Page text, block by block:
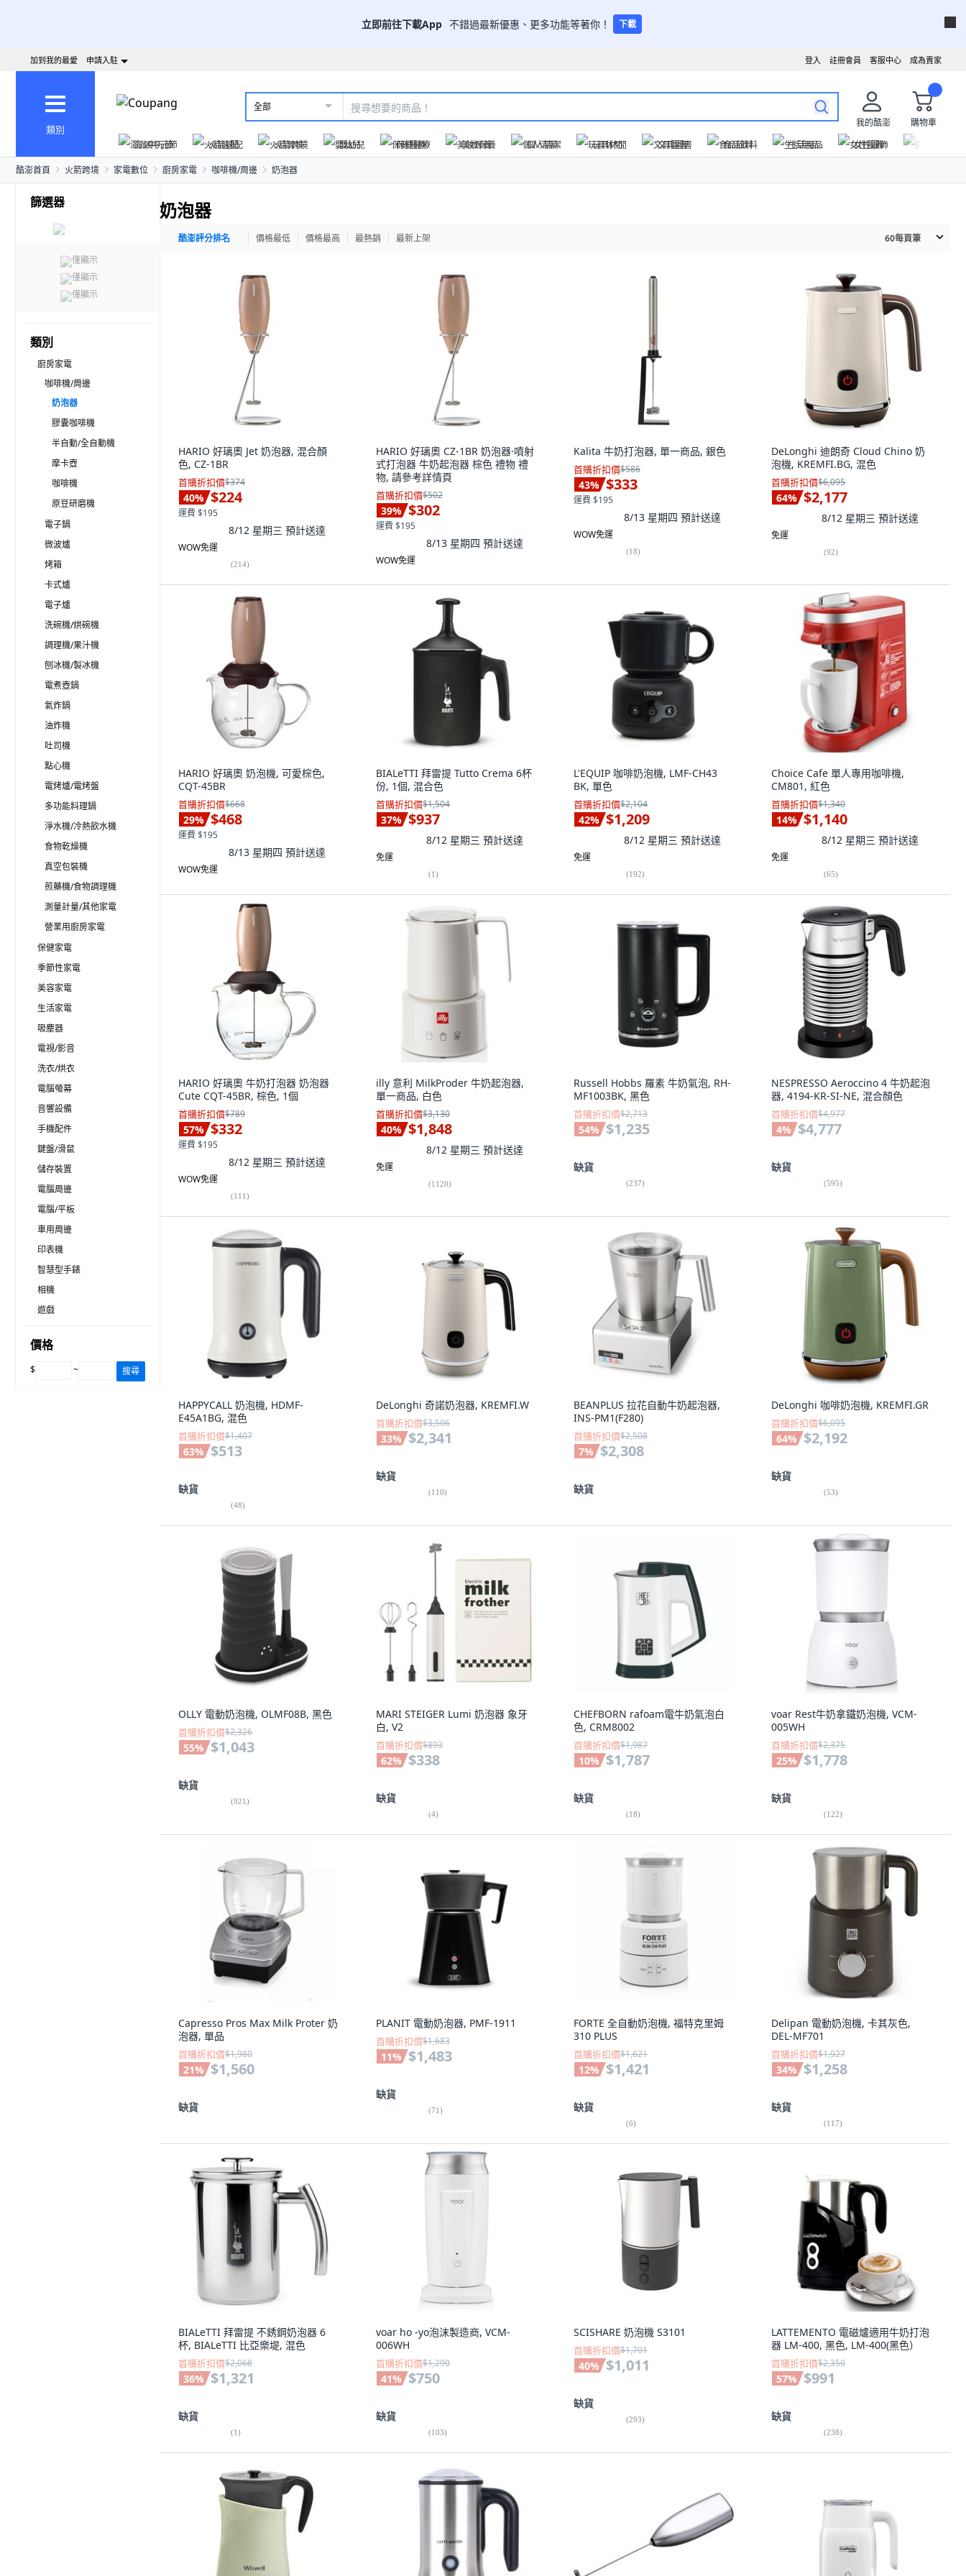
立即前往下載App 不錯過最新優惠、更多功能等著你！ 下載
成為賣家
客服中心
註冊會員
登入
加到我的最愛 申請入駐
類別
全部
我的酷澎
購物車
澎派中元節
火箭速配 火箭跨境 嬰幼兒 保健醫療 美妝保養 個人清潔 玩具休閒 文具圖書 食品飲料 生活用品 女性服飾
酷澎首頁 火箭跨境 家電數位 廚房家電 咖啡機/周邊 奶泡器
篩選器
僅顯示
僅顯示
僅顯示
類別
廚房家電
咖啡機/周邊
奶泡器
膠囊咖啡機
半自動/全自動機
摩卡壺
咖啡機
原豆研磨機
電子鍋
微波爐
烤箱
卡式爐
電子爐
洗碗機/烘碗機
調理機/果汁機
刨冰機/製冰機
電煮壺鍋
氣炸鍋
油炸機
吐司機
點心機
電烤爐/電烤盤
多功能料理鍋
淨水機/冷熱飲水機
食物乾燥機
真空包裝機
煎藥機/食物調理機
測量計量/其他家電
營業用廚房家電
保健家電
季節性家電
美容家電
生活家電
吸塵器
電視/影音
洗衣/烘衣
電腦螢幕
音響設備
手機配件
鍵盤/滑鼠
儲存裝置
電腦周邊
電腦/平板
車用周邊
印表機
智慧型手錶
相機
遊戲
價格
$ ~ 搜尋
奶泡器
酷澎評分排名 價格最低 價格最高 最熱銷 最新上架 60每頁筆
HARIO 好璃奧 Jet 奶泡器, 混合顏
色, CZ-1BR
首購折扣價$374
40% $224
運費 $195
8/12 星期三 預計送達
WOW免運
(214)
HARIO 好璃奧 CZ-1BR 奶泡器·噴射
式打泡器 牛奶起泡器 棕色 禮物 禮
物, 請參考詳情頁
首購折扣價$502
39% $302
運費 $195
8/13 星期四 預計送達
WOW免運
Kalita 牛奶打泡器, 單一商品, 銀色
首購折扣價$586
43% $333
運費 $195
8/13 星期四 預計送達
WOW免運
(18)
DeLonghi 迪朗奇 Cloud Chino 奶
泡機, KREMFI.BG, 混色
首購折扣價$6,095
64% $2,177
8/12 星期三 預計送達
免運
(92)
HARIO 好璃奧 奶泡機, 可愛棕色,
CQT-45BR
首購折扣價$668
29% $468
運費 $195
8/13 星期四 預計送達
WOW免運
BIALeTTI 拜雷提 Tutto Crema 6杯
份, 1個, 混合色
首購折扣價$1,504
37% $937
8/12 星期三 預計送達
免運
(1)
L'EQUIP 咖啡奶泡機, LMF-CH43
BK, 單色
首購折扣價$2,104
42% $1,209
8/12 星期三 預計送達
免運
(192)
Choice Cafe 單人專用咖啡機,
CM801, 紅色
首購折扣價$1,340
14% $1,140
8/12 星期三 預計送達
免運
(65)
HARIO 好璃奧 牛奶打泡器 奶泡器
Cute CQT-45BR, 棕色, 1個
首購折扣價$789
57% $332
運費 $195
8/12 星期三 預計送達
WOW免運
(111)
illy 意利 MilkProder 牛奶起泡器,
單一商品, 白色
首購折扣價$3,130
40% $1,848
8/12 星期三 預計送達
免運
(1120)
Russell Hobbs 羅素 牛奶氣泡, RH-
MF1003BK, 黑色
首購折扣價$2,713
54% $1,235
缺貨
(237)
NESPRESSO Aeroccino 4 牛奶起泡
器, 4194-KR-SI-NE, 混合顏色
首購折扣價$4,977
4% $4,777
缺貨
(595)
HAPPYCALL 奶泡機, HDMF-
E45A1BG, 混色
首購折扣價$1,407
63% $513
缺貨
(48)
DeLonghi 奇諾奶泡器, KREMFI.W
首購折扣價$3,506
33% $2,341
缺貨
(110)
BEANPLUS 拉花自動牛奶起泡器,
INS-PM1(F280)
首購折扣價$2,508
7% $2,308
缺貨
DeLonghi 咖啡奶泡機, KREMFI.GR
首購折扣價$6,095
64% $2,192
缺貨
(53)
OLLY 電動奶泡機, OLMF08B, 黑色
首購折扣價$2,326
55% $1,043
缺貨
(921)
MARI STEIGER Lumi 奶泡器 象牙
白, V2
首購折扣價$893
62% $338
缺貨
(4)
CHEFBORN rafoam電牛奶氣泡白
色, CRM8002
首購折扣價$1,987
10% $1,787
缺貨
(18)
voar Rest牛奶拿鐵奶泡機, VCM-
005WH
首購折扣價$2,375
25% $1,778
缺貨
(122)
Capresso Pros Max Milk Proter 奶
泡器, 單品
首購折扣價$1,980
21% $1,560
缺貨
PLANIT 電動奶泡器, PMF-1911
首購折扣價$1,683
11% $1,483
缺貨
(71)
FORTE 全自動奶泡機, 福特克里姆
310 PLUS
首購折扣價$1,621
12% $1,421
缺貨
(6)
Delipan 電動奶泡機, 卡其灰色,
DEL-MF701
首購折扣價$1,927
34% $1,258
缺貨
(117)
BIALeTTI 拜雷提 不銹鋼奶泡器 6
杯, BIALeTTI 比亞樂堤, 混色
首購折扣價$2,068
36% $1,321
缺貨
(1)
voar ho -yo泡沫製造商, VCM-
006WH
首購折扣價$1,290
41% $750
缺貨
(103)
SCISHARE 奶泡機 S3101
首購折扣價$1,701
40% $1,011
缺貨
(293)
LATTEMENTO 電磁爐適用牛奶打泡
器 LM-400, 黑色, LM-400(黑色）
首購折扣價$2,350
57% $991
缺貨
(238)